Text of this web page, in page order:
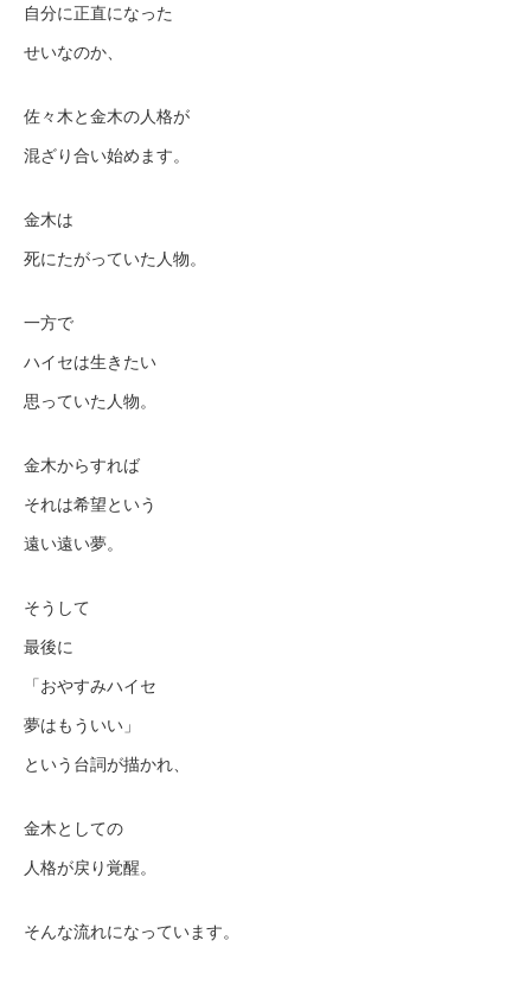
自分に正直になった
せいなのか、
佐々木と金木の人格が
混ざり合い始めます。
金木は
死にたがっていた人物。
一方で
ハイセは生きたい
思っていた人物。
金木からすれば
それは希望という
遠い遠い夢。
そうして
最後に
「おやすみハイセ
夢はもういい」
という台詞が描かれ、
金木としての
人格が戻り覚醒。
そんな流れになっています。